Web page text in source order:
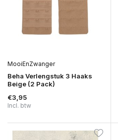
MooiEnZwanger
Beha Verlengstuk 3 Haaks
Beige (2 Pack)
€3,95
Incl. btw